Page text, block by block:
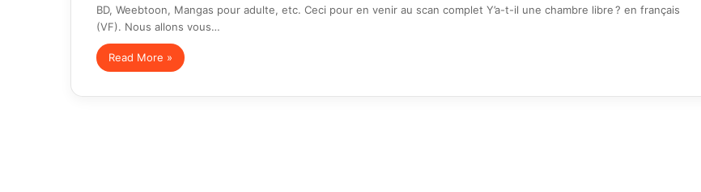
BD, Weebtoon, Mangas pour adulte, etc. Ceci pour en venir au scan complet Y’a-t-il une chambre libre ? en français
(VF). Nous allons vous…
Read More »